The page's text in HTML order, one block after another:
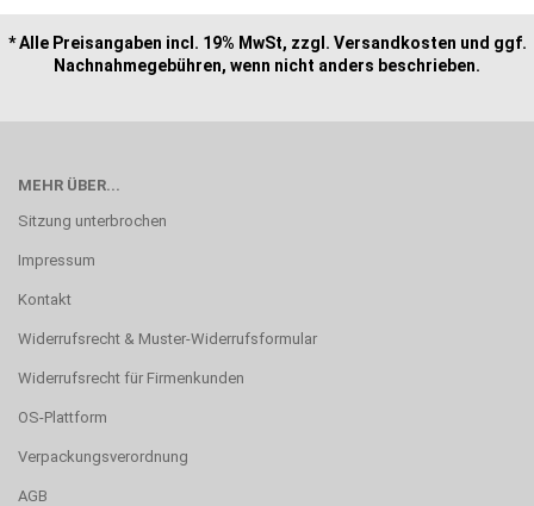
* Alle Preisangaben incl. 19% MwSt, zzgl. Versandkosten und ggf.
Nachnahmegebühren, wenn nicht anders beschrieben.
MEHR ÜBER...
Sitzung unterbrochen
Impressum
Kontakt
Widerrufsrecht & Muster-Widerrufsformular
Widerrufsrecht für Firmenkunden
OS-Plattform
Verpackungsverordnung
AGB